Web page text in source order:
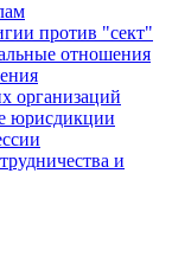
против "сект"
отношения
организаций
юрисдикции
и